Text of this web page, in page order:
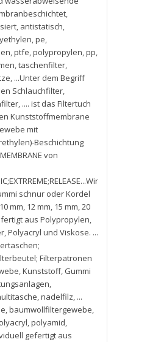
,
, antistatisch,
,pe,
,ptfe,polypropylen,pp,
,taschenfilter,
, ...Unter dem Begriff
Schlauchfilter,
, .... ist das Filtertuch
Kunststoffmembrane
mit
Beschichtung
von
schnur oder Kordel
mm, 12 mm, 15 mm,20
aus Polypropylen,
,Polyacryl und Viskose. ...
Filterpatronen
,Kunststoff, Gummi
,
,nadelfilz, ...
,baumwollfiltergewebe,
,polyamid,
gefertigt aus